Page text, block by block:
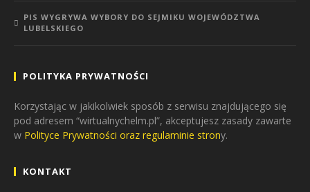
PIS WYGRYWA WYBORY DO SEJMIKU WOJEWÓDZTWA
LUBELSKIEGO
POLITYKA PRYWATNOŚCI
Korzystając w jakikolwiek sposób z serwisu znajdującego się
pod adresem “wirtualnychelm.pl”, akceptujesz zasady zawarte
w Polityce Prywatności oraz regulaminie strony.
KONTAKT